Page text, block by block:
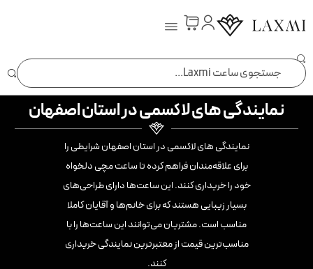
نمایندگی های لاکسمی در استان اصفهان
نمایندگی های لاکسمی در استان اصفهان شرایطی را
برای علاقه‌مندان فراهم کرده تا ساعت‌ مچی دلخواه
خود را خریداری کنند. این ساعت‌ها دارای طراحی‌های
بسیار زیبایی هستند که برای خانم‌ها و آقایان کاملا
مناسب است. مشتریان می‌توانند این ساعت‌ها را با
مناسب‌ترین قیمت از معتبرترین نمایندگی خریداری
کنند.